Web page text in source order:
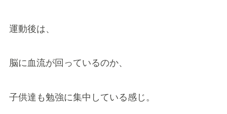
運動後は、
脳に血流が回っているのか、
子供達も勉強に集中している感じ。